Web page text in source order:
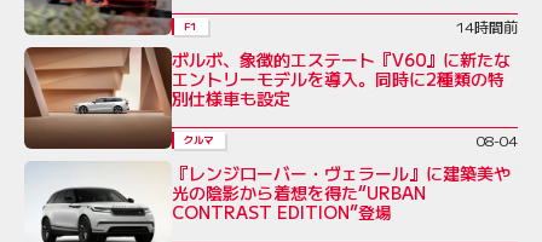
F1 14時間前
ボルボ、象徴的エステート『V60』に新たな
エントリーモデルを導入。同時に2種類の特
別仕様車も設定
クルマ 08-04
『レンジローバー・ヴェラール』に建築美や
光の陰影から着想を得た“URBAN
CONTRAST EDITION”登場